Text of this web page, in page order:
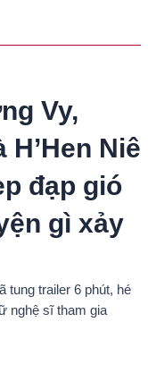
Vy,
Niê
đạp gió
gì xảy
tung trailer 6 phút, hé
nghệ sĩ tham gia